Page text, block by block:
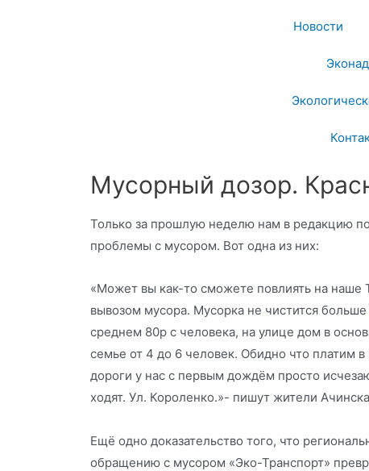
Новости
Мусорный дозор.
Только за прошлую неделю нам в редакцию
проблемы с мусором. Вот одна из них:
«Может вы как-то сможете повлиять на наше
вывозом мусора. Мусорка не чистится
среднем 80р с человека, на улице дом в
семье от 4 до 6 человек. Обидно что платим в
дороги у нас с первым дождём просто
ходят. Ул. Короленко.»- пишут жители
Ещё одно доказательство того, что
обращению с мусором «Эко-Транспорт»